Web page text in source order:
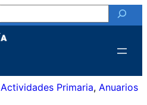
Actividades Primaria, Anuarios